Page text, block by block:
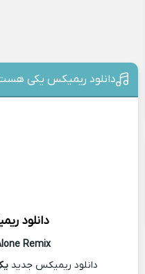
دانلود ریمیکس یکی
دانلود
Remix
دانلود ریمیکس جدید